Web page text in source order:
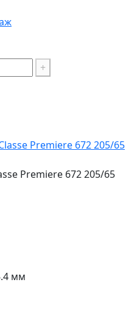
+
Premiere 672 205/65
мм